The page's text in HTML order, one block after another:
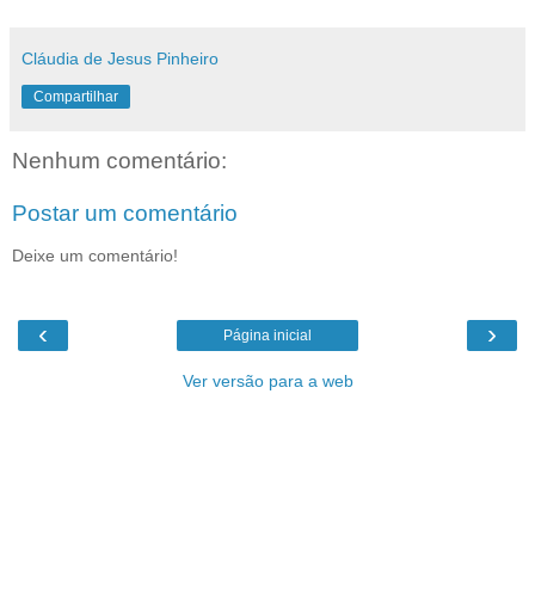
Cláudia de Jesus Pinheiro
Compartilhar
Nenhum comentário:
Postar um comentário
Deixe um comentário!
‹ ›
Página inicial
Ver versão para a web